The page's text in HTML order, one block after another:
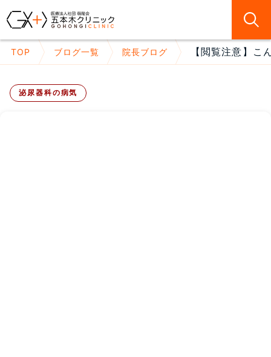
TOP ブログ一覧 院長ブログ 【閲覧注意】
泌尿器科の病気